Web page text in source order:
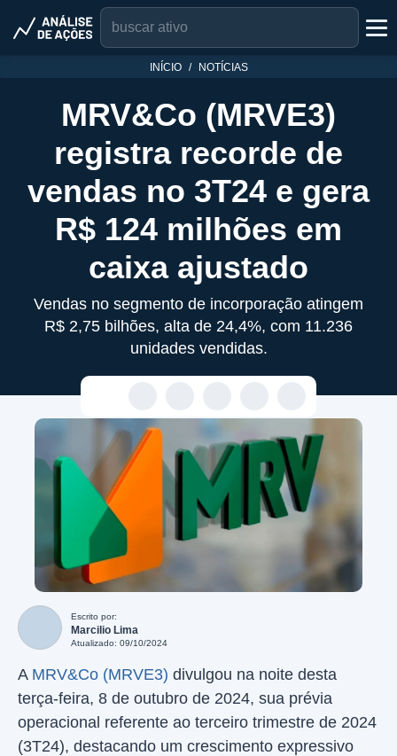
INÍCIO NOTÍCIAS
MRV&Co (MRVE3)
registra recorde de
vendas no 3T24 e gera
R$ 124 milhões em
caixa ajustado
Vendas no segmento de incorporação atingem
R$ 2,75 bilhões, alta de 24,4%, com 11.236
unidades vendidas.
Escrito por:
Marcilio Lima
Atualizado: 09/10/2024
A MRV&Co (MRVE3) divulgou na noite desta
terça-feira, 8 de outubro de 2024, sua prévia
operacional referente ao terceiro trimestre de 2024
(3T24), destacando um crescimento expressivo